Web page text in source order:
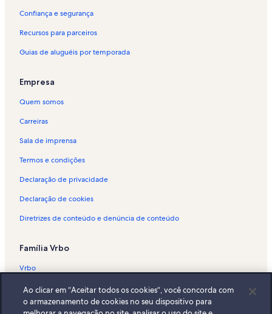
Aluguéis por temporada - Pico do Imbiri
Aluguéis por temporada - Fábrica de Chocolates Araucária
Aluguéis por temporada - Campos do Jordão
Aluguéis por temporada - Vale Encantado
Aluguéis por temporada - Jaguaribe
Aluguéis por temporada - Altus Turismo Ecológico
Aluguéis por temporada - Colinas Capivari
Aluguéis por temporada - Campos do Jordão Convention Center
Aluguéis por temporada - Jardim do Embaixador
Aluguéis por temporada - Vila Mantiqueira
Aluguéis por temporada - Vila Poran
Confiança e segurança
Recursos para parceiros
Guias de aluguéis por temporada
Empresa
Quem somos
Carreiras
Sala de imprensa
Termos e condições
Declaração de privacidade
Declaração de cookies
Diretrizes de conteúdo e denúncia de conteúdo
Família Vrbo
Vrbo
Abritel.fr
FeWo-direkt.de
Ao clicar em “Aceitar todos os cookies”, você concorda com
o armazenamento de cookies no seu dispositivo para